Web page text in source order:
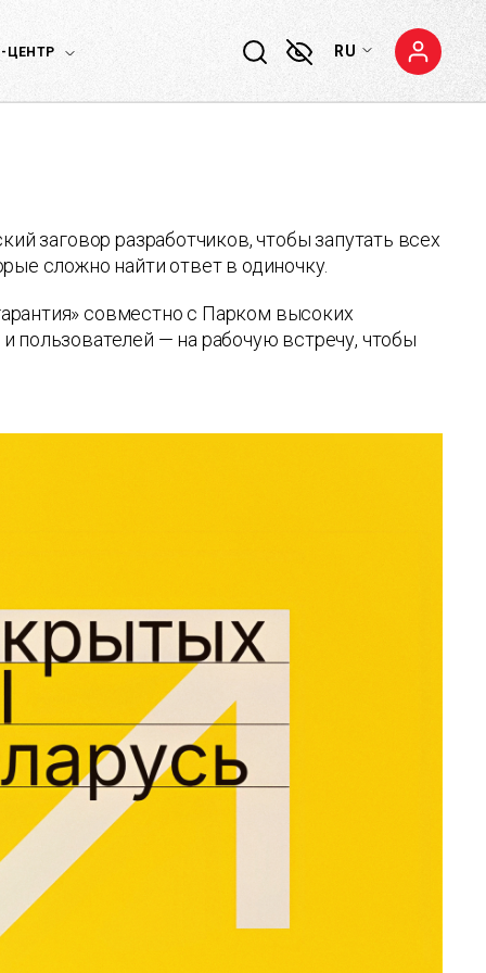
ЦЕНТР RU
заговор разработчиков, чтобы запутать всех
сложно найти ответ в одиночку.
совместно с Парком высоких
пользователей — на рабочую встречу, чтобы